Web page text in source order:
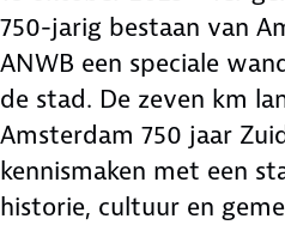
750-jarig bestaan van
ANWB een speciale
de stad. De zeven km
Amsterdam 750 jaar
kennismaken met een
historie, cultuur en